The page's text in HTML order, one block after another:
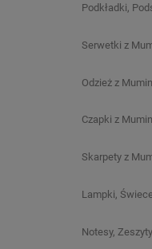
Podkładki,
Serwetki z
Odzież z
Czapki z
Skarpety z
Lampki,
Notesy,